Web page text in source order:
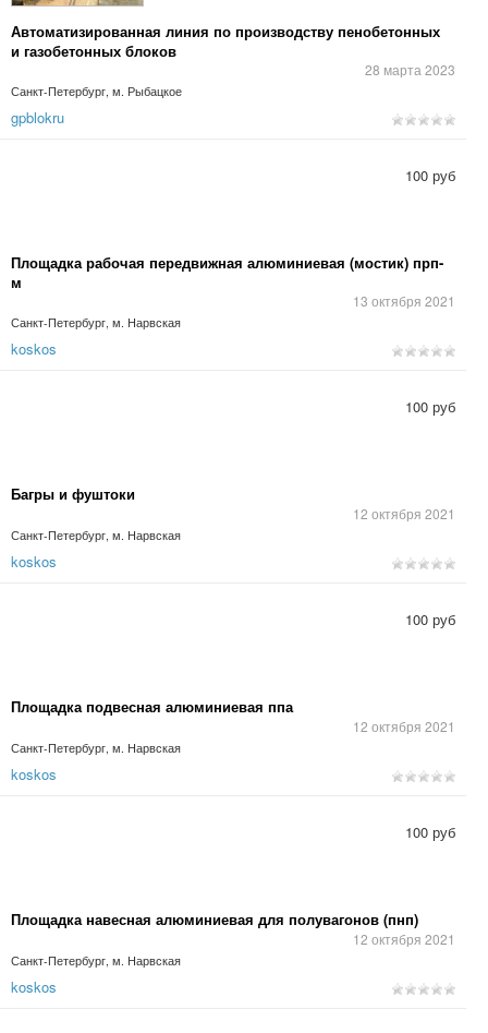
Автоматизированная линия по производству пенобетонных
и газобетонных блоков
28 марта 2023
Санкт-Петербург, м. Рыбацкое
gpblokru
Площадка рабочая передвижная алюминиевая (мостик) прп-
м
13 октября 2021
Санкт-Петербург, м. Нарвская
100 руб
koskos
Багры и фуштоки
12 октября 2021
Санкт-Петербург, м. Нарвская
100 руб
koskos
Площадка подвесная алюминиевая ппа
12 октября 2021
Санкт-Петербург, м. Нарвская
100 руб
koskos
Площадка навесная алюминиевая для полувагонов (пнп)
12 октября 2021
Санкт-Петербург, м. Нарвская
100 руб
koskos